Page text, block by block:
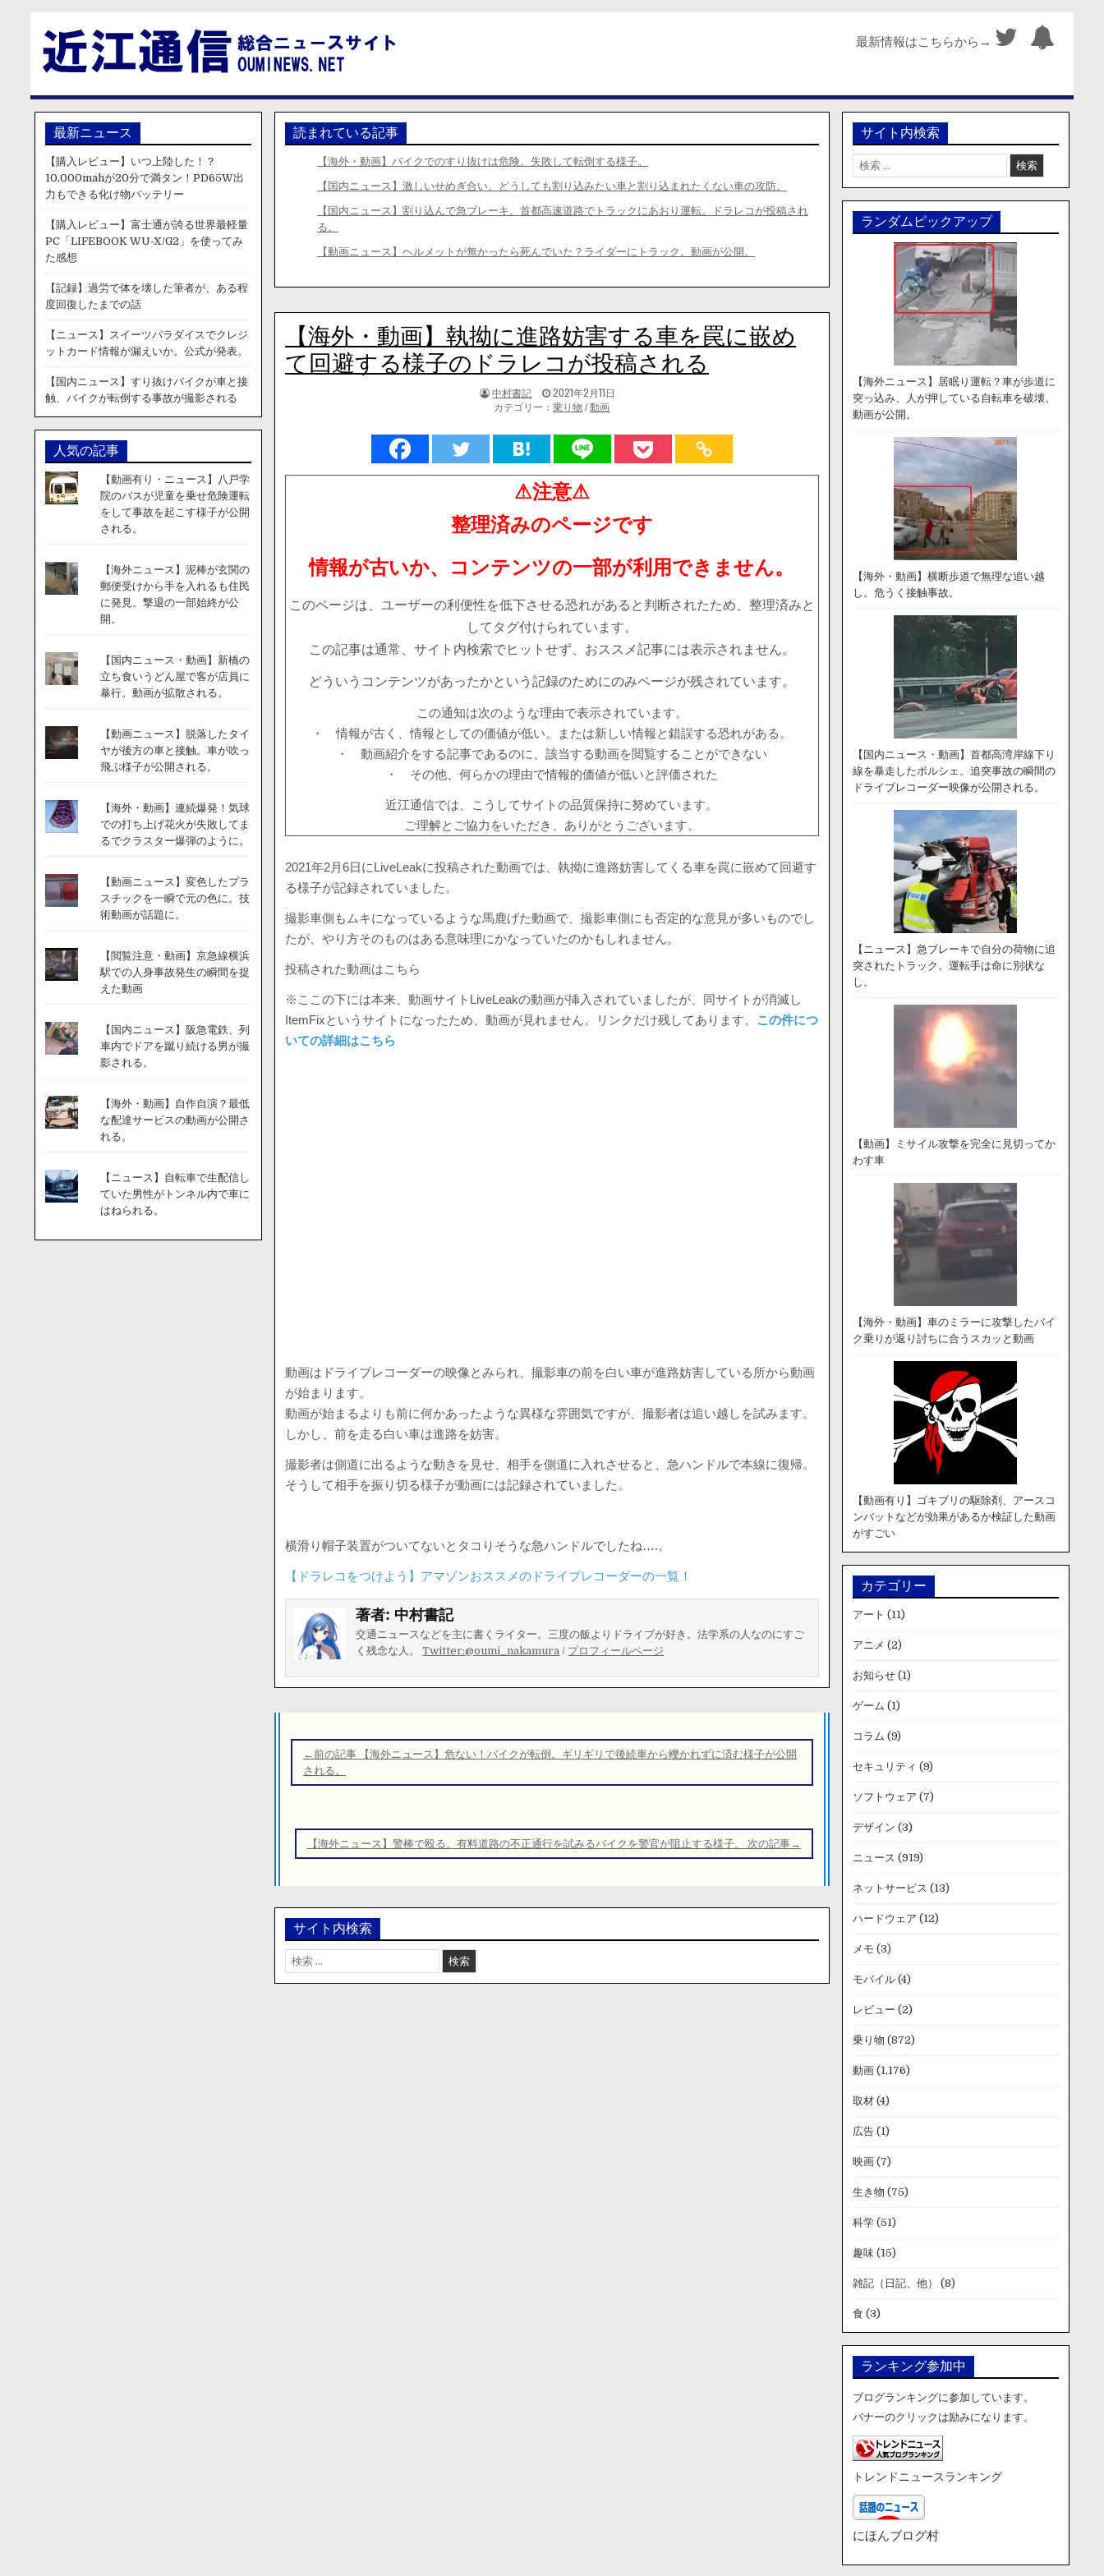
最新情報はこちらから→
読まれている記事
【海外・動画】バイクでのすり抜けは危険。失敗して転倒する様子。
【国内ニュース】激しいせめぎ合い。どうしても割り込みたい車と割り込まれたくない車の攻防。
【国内ニュース】割り込んで急ブレーキ。首都高速道路でトラックにあおり運転。ドラレコが投稿され
る。
【動画ニュース】ヘルメットが無かったら死んでいた？ライダーにトラック。動画が公開。
【海外・動画】執拗に進路妨害する車を罠に嵌め
て回避する様子のドラレコが投稿される
著
者:
中村書記
掲
載
2021年2月11日
カテゴリー：乗り物 /動画
⚠注意⚠
整理済みのページです
情報が古いか、コンテンツの一部が利用できません。
このページは、ユーザーの利便性を低下させる恐れがあると判断されたため、整理済みと
してタグ付けられています。
この記事は通常、サイト内検索でヒットせず、おススメ記事には表示されません。
どういうコンテンツがあったかという記録のためにのみページが残されています。
この通知は次のような理由で表示されています。
・ 情報が古く、情報としての価値が低い。または新しい情報と錯誤する恐れがある。
・ 動画紹介をする記事であるのに、該当する動画を閲覧することができない
・ その他、何らかの理由で情報的価値が低いと評価された
近江通信では、こうしてサイトの品質保持に努めています。
ご理解とご協力をいただき、ありがとうございます。
2021年2月6日にLiveLeakに投稿された動画では、執拗に進路妨害してくる車を罠に嵌めて回避す
る様子が記録されていました。
撮影車側もムキになっているような馬鹿げた動画で、撮影車側にも否定的な意見が多いものでし
たが、やり方そのものはある意味理にかなっていたのかもしれません。
投稿された動画はこちら
※ここの下には本来、動画サイトLiveLeakの動画が挿入されていましたが、同サイトが消滅し
ItemFixというサイトになったため、動画が見れません。リンクだけ残してあります。 この件につ
いての詳細はこちら
動画はドライブレコーダーの映像とみられ、撮影車の前を白い車が進路妨害している所から動画
が始まります。
動画が始まるよりも前に何かあったような異様な雰囲気ですが、撮影者は追い越しを試みます。
しかし、前を走る白い車は進路を妨害。
撮影者は側道に出るような動きを見せ、相手を側道に入れさせると、急ハンドルで本線に復帰。
そうして相手を振り切る様子が動画には記録されていました。
横滑り帽子装置がついてないとタコりそうな急ハンドルでしたね….。
【ドラレコをつけよう】アマゾンおススメのドライブレコーダーの一覧！
著者: 中村書記
交通ニュースなどを主に書くライター。三度の飯よりドライブが好き。法学系の人なのにすご
く残念な人。Twitter:@oumi_nakamura / プロフィールページ
稿
ナ
ー
シ
ン
←前の記事 【海外ニュース】危ない！バイクが転倒。ギリギリで後続車から轢かれずに済む様子が公開
される。
【海外ニュース】警棒で殴る。有料道路の不正通行を試みるバイクを警官が阻止する様子。 次の記事→
サイト内検索
検
索:
最新ニュース
【購入レビュー】いつ上陸した！？
10,000mahが20分で満タン！PD65W出
力もできる化け物バッテリー
【購入レビュー】富士通が誇る世界最軽量
PC「LIFEBOOK WU-X/G2」を使ってみ
た感想
【記録】過労で体を壊した筆者が、ある程
度回復したまでの話
【ニュース】スイーツパラダイスでクレジ
ットカード情報が漏えいか。公式が発表。
【国内ニュース】すり抜けバイクが車と接
触、バイクが転倒する事故が撮影される
人気の記事
【動画有り・ニュース】八戸学
院のバスが児童を乗せ危険運転
をして事故を起こす様子が公開
される。
【海外ニュース】泥棒が玄関の
郵便受けから手を入れるも住民
に発見。撃退の一部始終が公
開。
【国内ニュース・動画】新橋の
立ち食いうどん屋で客が店員に
暴行。動画が拡散される。
【動画ニュース】脱落したタイ
ヤが後方の車と接触。車が吹っ
飛ぶ様子が公開される。
【海外・動画】連続爆発！気球
での打ち上げ花火が失敗してま
るでクラスター爆弾のように。
【動画ニュース】変色したプラ
スチックを一瞬で元の色に。技
術動画が話題に。
【閲覧注意・動画】京急線横浜
駅での人身事故発生の瞬間を捉
えた動画
【国内ニュース】阪急電鉄、列
車内でドアを蹴り続ける男が撮
影される。
【海外・動画】自作自演？最低
な配達サービスの動画が公開さ
れる。
【ニュース】自転車で生配信し
ていた男性がトンネル内で車に
はねられる。
サイト内検索
検
索:
ランダムピックアップ
【海外ニュース】居眠り運転？車が歩道に
突っ込み、人が押している自転車を破壊。
動画が公開。
【海外・動画】横断歩道で無理な追い越
し。危うく接触事故。
【国内ニュース・動画】首都高湾岸線下り
線を暴走したポルシェ。追突事故の瞬間の
ドライブレコーダー映像が公開される。
【ニュース】急ブレーキで自分の荷物に追
突されたトラック。運転手は命に別状な
し。
【動画】ミサイル攻撃を完全に見切ってか
わす車
【海外・動画】車のミラーに攻撃したバイ
ク乗りが返り討ちに合うスカッと動画
【動画有り】ゴキブリの駆除剤、アースコ
ンバットなどが効果があるか検証した動画
がすごい
カテゴリー
アート (11)
アニメ (2)
お知らせ(1)
ゲーム (1)
コラム (9)
セキュリティ (9)
ソフトウェア (7)
デザイン (3)
ニュース (919)
ネットサービス (13)
ハードウェア (12)
メモ (3)
モバイル(4)
レビュー (2)
乗り物 (872)
動画(1,176)
取材(4)
広告(1)
映画(7)
生き物 (75)
科学(51)
趣味(15)
雑記（日記、他） (8)
食 (3)
ランキング参加中
ブログランキングに参加しています。
バナーのクリックは励みになります。
トレンドニュースランキング
にほんブログ村